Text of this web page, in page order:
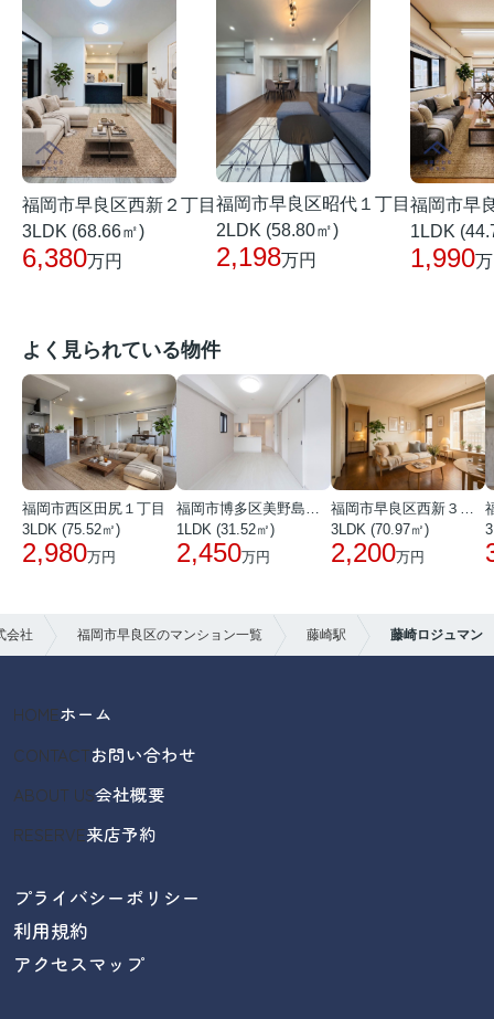
福岡市早良区西新２丁目
3LDK (68.66㎡)
6,380万円
福岡市早良区昭代１丁目
2LDK (58.80㎡)
2,198万円
福岡市早
1LDK
1,990
よく見られている物件
福岡市西区田尻１丁目
3LDK (75.52㎡)
2,980万円
1LDK (31.52㎡)
2,450万円
3LDK (70.97㎡)
2,200万円
会社 福岡市早良区のマンション一覧 藤崎駅 藤崎ロジュマン
HOMEホーム
CONTACTお問い合わせ
ABOUT US会社概要
RESERVE来店予約
プライバシーポリシー
利用規約
アクセスマップ